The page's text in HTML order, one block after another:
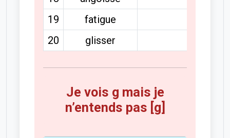
19
fatigue
20
glisser
Je vois g mais je
n’entends pas [g]